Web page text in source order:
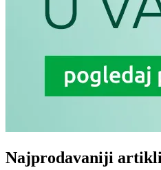
Najprodavaniji